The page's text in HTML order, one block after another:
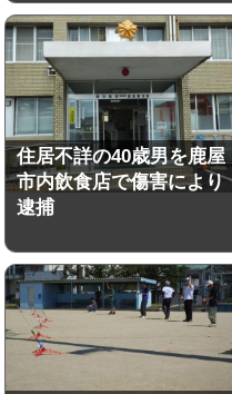
住居不詳の40歳男を鹿屋
市内飲食店で傷害により
逮捕